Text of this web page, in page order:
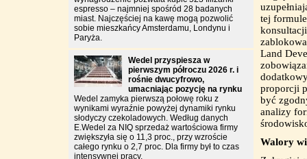
tej
Land
proporcji
być
analizy
Walory
espresso – najmniej spośród 28 badanych
miast. Najczęściej na kawę mogą pozwolić
sobie mieszkańcy Amsterdamu, Londynu i
Paryża.
Wedel przyspiesza w
pierwszym półroczu 2026 r. i
rośnie dwucyfrowo,
umacniając pozycję na rynku
Wedel zamyka pierwszą połowę roku z
wynikami wyraźnie powyżej dynamiki rynku
słodyczy czekoladowych. Według danych
E.Wedel za NIQ sprzedaż wartościowa firmy
zwiększyła się o 11,3 proc., przy wzroście
całego rynku o 2,7 proc. Dla firmy był to czas
intensywnej pracy.